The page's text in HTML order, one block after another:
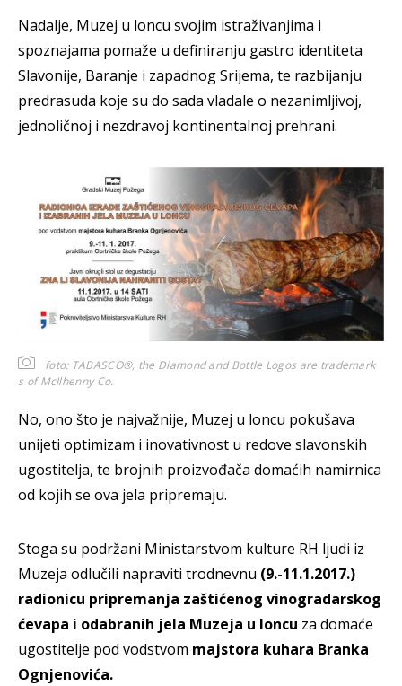
Nadalje, Muzej u loncu svojim istraživanjima i
spoznajama pomaže u definiranju gastro identiteta
Slavonije, Baranje i zapadnog Srijema, te razbijanju
predrasuda koje su do sada vladale o nezanimljivoj,
jednoličnoj i nezdravoj kontinentalnoj prehrani.
foto: TABASCO®, the Diamond and Bottle Logos are trademark
s of McIlhenny Co.
No, ono što je najvažnije, Muzej u loncu pokušava
unijeti optimizam i inovativnost u redove slavonskih
ugostitelja, te brojnih proizvođača domaćih namirnica
od kojih se ova jela pripremaju.
Stoga su podržani Ministarstvom kulture RH ljudi iz
Muzeja odlučili napraviti trodnevnu (9.-11.1.2017.)
radionicu pripremanja zaštićenog vinogradarskog
ćevapa i odabranih jela Muzeja u loncu za domaće
ugostitelje pod vodstvom majstora kuhara Branka
Ognjenovića.